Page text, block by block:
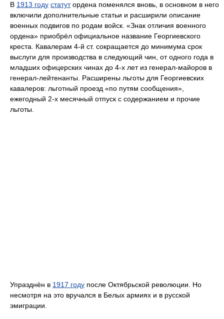
В 1913 году статутордена поменялся вновь, в основном в него
включили дополнительные статьи и расширили описание
военных подвигов по родам войск. «Знак отличия военного
ордена» приобрёл официальное название Георгиевского
креста. Кавалерам 4-й ст. сокращается до минимума срок
выслуги для производства в следующий чин, от одного года в
младших офицерских чинах до 4-х лет из генерал-майоров в
генерал-лейтенанты. Расширены льготы для Георгиевских
кавалеров: льготный проезд «по путям сообщения»,
ежегодный 2-х месячный отпуск с содержанием и прочие
льготы.
Упразднён в 1917 году после Октябрьской революции. Но
несмотря на это вручался в Белых армиях и в русской
эмиграции.